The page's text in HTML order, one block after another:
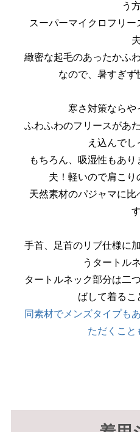
う
スーパーマイクロフリ
緻密な起毛のあったかふ
なので、暑すぎず
寒さ対策ならや
ふわふわのフリースがあ
え込んでし
もちろん、吸湿性もあ
夫！軽いので肩こり
天然素材のパジャマに比
手首、足首のリブ仕様に
うタートル
タートルネック部分は二
ばして着るこ
同素材でメンズタイプも
ただくこと